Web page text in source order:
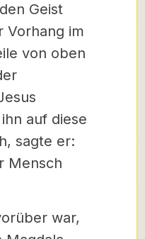
Geist
Vorhang im
von oben
auf diese
sagte er:
Mensch
war,